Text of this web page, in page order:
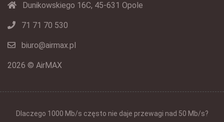
Dunikowskiego 16C, 45-631 Opole
71 71 70 530
biuro@airmax.pl
2026 © AirMAX
Dlaczego 1000 Mb/s często nie daje przewagi nad 50 Mb/s?